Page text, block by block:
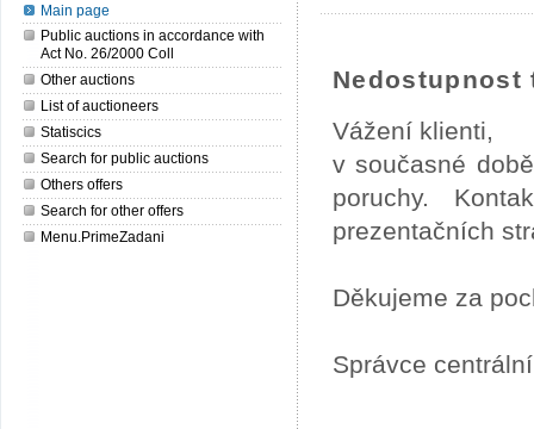
Main page
Public auctions in accordance with
Act No. 26/2000 Coll
Other auctions
List of auctioneers
Statiscics
Search for public auctions
Others offers
Search for other offers
Menu.PrimeZadani
Nedostupnost
Vážení klienti,
v současné
poruchy.
prezentačních
Děkujeme za
Správce